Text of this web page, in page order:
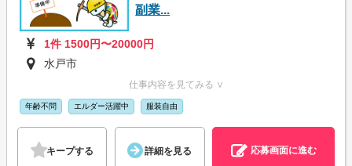
副業...
1件 1500円〜20000円
水戸市
仕事内容を見てみる ∨
年齢不問 エルダー活躍中 服装自由
キープする 詳細を見る 応募画面に進む